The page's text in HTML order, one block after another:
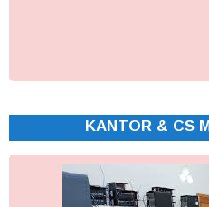
KANTOR & CS